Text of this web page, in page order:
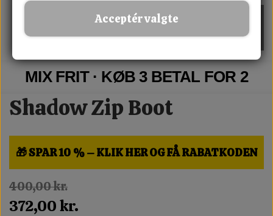
MIX FRIT · KØB 3 BETAL FOR 2
Shadow Zip Boot
🎁 SPAR 10 % – KLIK HER OG FÅ RABATKODEN
400,00 kr.
372,00 kr.
Acceptér valgte